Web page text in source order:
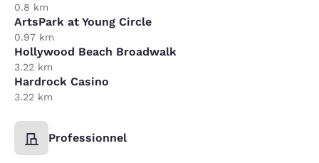
0.8 km
ArtsPark at Young Circle
0.97 km
Hollywood Beach Broadwalk
3.22 km
Hardrock Casino
3.22 km
Professionnel